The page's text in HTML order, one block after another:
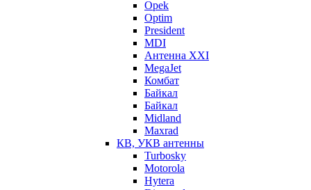
Opek
Optim
President
MDI
Антенна XXI
MegaJet
Комбат
Байкал
Байкал
Midland
Maxrad
КВ, УКВ антенны
Turbosky
Motorola
Hytera